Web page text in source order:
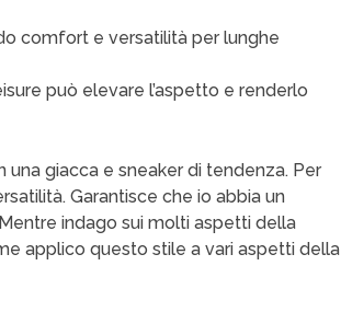
comfort e versatilità per lunghe
può elevare l’aspetto e renderlo
una giacca e sneaker di tendenza. Per
Garantisce che io abbia un
indago sui molti aspetti della
applico questo stile a vari aspetti della